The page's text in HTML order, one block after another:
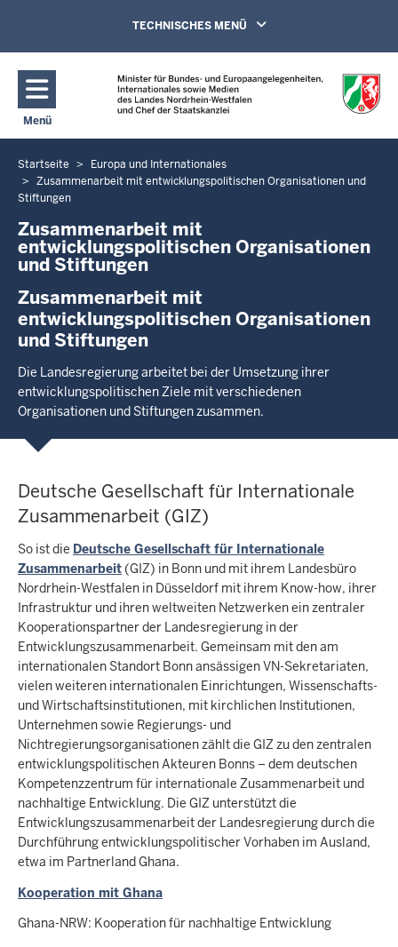
Direkt zum Inhalt
Navigation aktivieren/deaktivieren:
TECHNISCHES MENÜ
Menü
Navigation aktivieren/deaktivieren: Hauptmenü
Sie
befinden
hier
Startseite
Europa und Internationales
Zusammenarbeit mit entwicklungspolitischen Organisationen und
Stiftungen
Zusammenarbeit mit
entwicklungspolitischen Organisationen
und Stiftungen
Zusammenarbeit mit
entwicklungspolitischen Organisationen
und Stiftungen
Die Landesregierung arbeitet bei der Umsetzung ihrer
entwicklungspolitischen Ziele mit verschiedenen
Organisationen und Stiftungen zusammen.
Deutsche Gesellschaft für Internationale
Zusammenarbeit (GIZ)
So ist die Deutsche Gesellschaft für Internationale
Zusammenarbeit(GIZ) in Bonn und mit ihrem Landesbüro
Nordrhein-Westfalen in Düsseldorf mit ihrem Know-how, ihrer
Infrastruktur und ihren weltweiten Netzwerken ein zentraler
Kooperationspartner der Landesregierung in der
Entwicklungszusammenarbeit. Gemeinsam mit den am
internationalen Standort Bonn ansässigen VN-Sekretariaten,
vielen weiteren internationalen Einrichtungen, Wissenschafts-
und Wirtschaftsinstitutionen, mit kirchlichen Institutionen,
Unternehmen sowie Regierungs- und
Nichtregierungsorganisationen zählt die GIZ zu den zentralen
entwicklungspolitischen Akteuren Bonns – dem deutschen
Kompetenzzentrum für internationale Zusammenarbeit und
nachhaltige Entwicklung. Die GIZ unterstützt die
Entwicklungszusammenarbeit der Landesregierung durch die
Durchführung entwicklungspolitischer Vorhaben im Ausland,
etwa im Partnerland Ghana.
Kooperation mit Ghana
Ghana-NRW: Kooperation für nachhaltige Entwicklung